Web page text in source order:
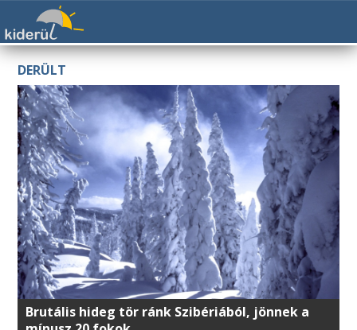
DERÜLT
Brutális hideg tör ránk Szibériából, jönnek a